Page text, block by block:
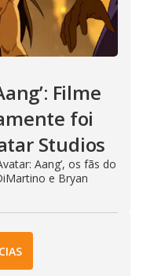
Filme
foi
Studios
Aang’, os fãs do
e Bryan